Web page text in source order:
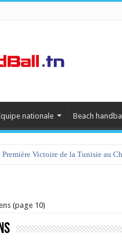
nationale Beach handball
Première Victoire de la Tunisie au
tournoi international Hammamet
(page 10)